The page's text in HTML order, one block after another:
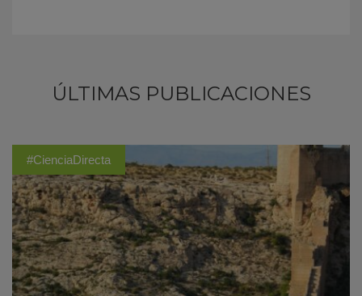
ÚLTIMAS PUBLICACIONES
#CienciaDirecta